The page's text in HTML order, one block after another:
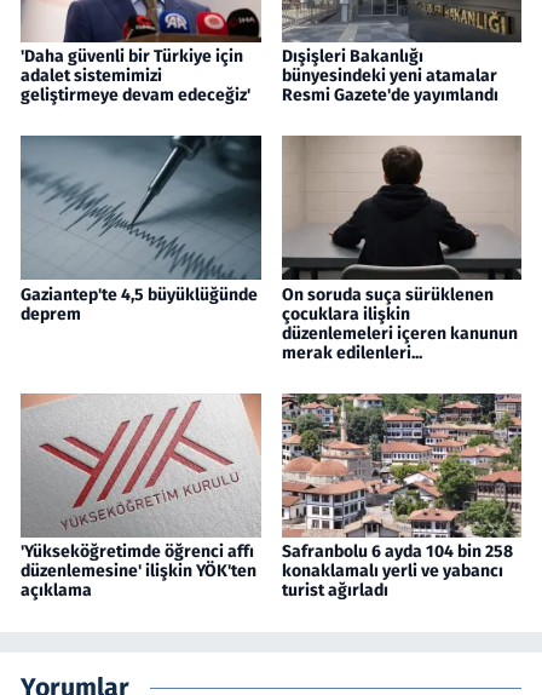
'Daha güvenli bir Türkiye için
adalet sistemimizi
geliştirmeye devam edeceğiz'
Dışişleri Bakanlığı
bünyesindeki yeni atamalar
Resmi Gazete'de yayımlandı
Gaziantep'te 4,5 büyüklüğünde
deprem
On soruda suça sürüklenen
çocuklara ilişkin
düzenlemeleri içeren kanunun
merak edilenleri...
'Yükseköğretimde öğrenci affı
düzenlemesine' ilişkin YÖK'ten
açıklama
Safranbolu 6 ayda 104 bin 258
konaklamalı yerli ve yabancı
turist ağırladı
Yorumlar